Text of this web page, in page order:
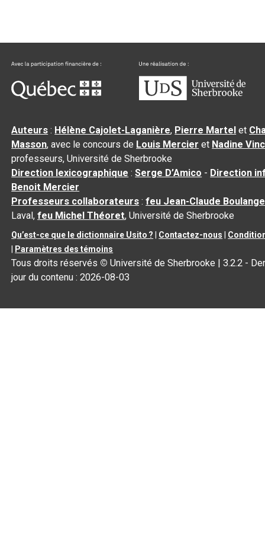
Auteurs : Hélène Cajolet-Laganière, Pierre Martel et
Masson, avec le concours de Louis Mercier et Nadine
professeurs, Université de Sherbrooke
Direction lexicographique :Serge D’Amico - Direction
Benoit Mercier
Professeurs collaborateurs :feu Jean-Claude
Laval,feu Michel Théoret, Université de Sherbrooke
Qu’est-ce que le dictionnaire Usito ? Contactez-nous
Paramètres des témoins
Tous droits réservés © Université de Sherbrooke |3.2.2 -
jour du contenu :2026-08-03